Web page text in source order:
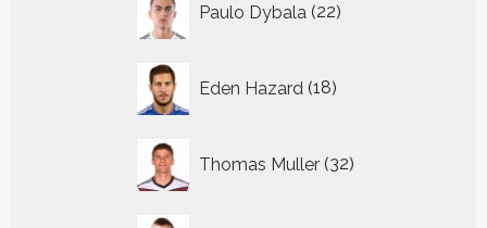
Paulo Dybala 22
producten
Eden Hazard 18
producten
Thomas Muller 32
producten